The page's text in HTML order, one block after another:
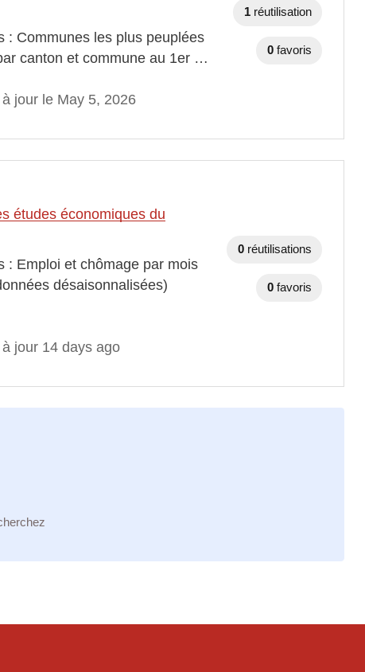
: Communes les plus peuplées
canton et commune au 1er …
jour le May 5, 2026
1 réutilisation
0 favoris
études économiques du
: Emploi et chômage par mois
désaisonnalisées)
jour 14 days ago
0 réutilisations
0 favoris